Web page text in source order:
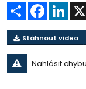
Sdílet Facebook
Stáhnout video
Nahlásit chybu